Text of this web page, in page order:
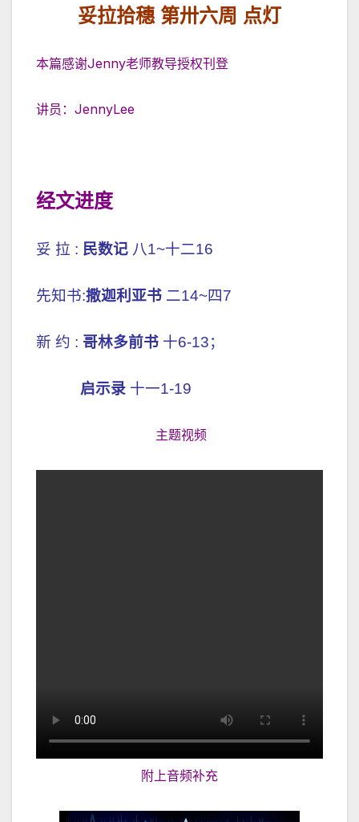
妥拉拾穗 第卅六周 点灯
本篇感谢Jenny老师教导授权刊登
讲员：JennyLee
经文进度
妥 拉 : 民数记 八1~十二16
先知书:撒迦利亚书 二14~四7
新 约 : 哥林多前书 十6-13；
启示录 十一1-19
主题视频
附上音频补充